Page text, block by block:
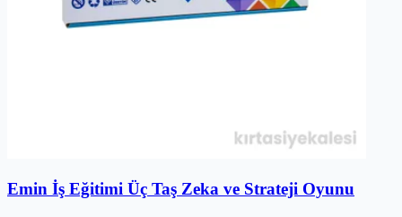
Emin İş Eğitimi Üç Taş Zeka ve Strateji Oyunu